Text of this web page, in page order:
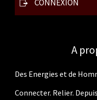
CONNEXION
A
Des Energies et de
Connecter. Relier.